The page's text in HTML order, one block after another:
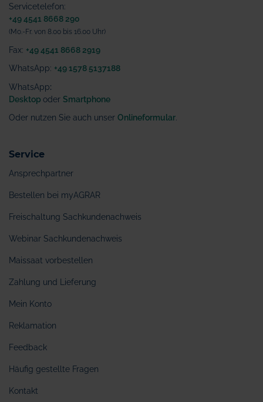
Servicetelefon:
+49 4541 8668 290
(Mo.-Fr. von 8.00 bis 16.00 Uhr)
Fax: +49 4541 8668 2919
WhatsApp: +49 1578 5137188
WhatsApp:
Desktop oder Smartphone
Oder nutzen Sie auch unser Onlineformular
Service
Ansprechpartner
Bestellen bei myAGRAR
Freischaltung Sachkundenachweis
Webinar Sachkundenachweis
Maissaat vorbestellen
Zahlung und Lieferung
Mein Konto
Reklamation
Feedback
Häufig gestellte Fragen
Kontakt